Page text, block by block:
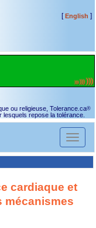
[English ]
ou religieuse, Tolerance.ca®
repose la tolérance.
Toggle
cardiaque et
mécanismes